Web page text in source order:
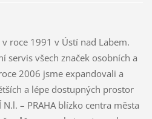
roce 1991 v Ústí nad Labem.
servis všech značek osobních a
2006 jsme expandovali a
a lépe dostupných prostor
– PRAHA blízko centra města